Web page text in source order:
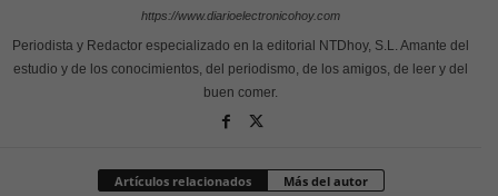
https://www.diarioelectronicohoy.com
Periodista y Redactor especializado en la editorial NTDhoy, S.L. Amante del
estudio y de los conocimientos, del periodismo, de los amigos, de leer y del
buen comer.
Artículos relacionados Más del autor